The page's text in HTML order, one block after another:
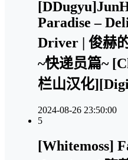
Paradise –
Driver | 俊赫
~快递员篇~
栏山汉化
2024-08-26 23:50:00
5
[Whitemoss]